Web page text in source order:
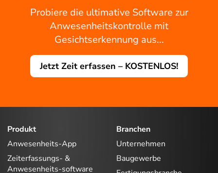
Probiere die ultimative Software zur
Anwesenheitskontrolle mit
Gesichtserkennung aus...
Jetzt Zeit erfassen – KOSTENLOS!
Produkt
Anwesenheits-App
Zeiterfassungs- &
Anwesenheits-software
Branchen
Unternehmen
Baugewerbe